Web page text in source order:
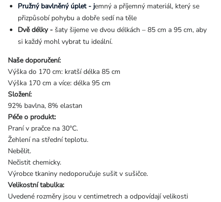
Pružný bavlněný úplet - jemný a příjemný materiál, který se
přizpůsobí pohybu a dobře sedí na těle
Dvě délky - šaty šijeme ve dvou délkách – 85 cm a 95 cm, aby
si každý mohl vybrat tu ideální.
Naše doporučení:
Výška do 170 cm: kratší délka 85 cm
Výška 170 cm a více: délka 95 cm
Složení:
92% bavlna, 8% elastan
Péče o produkt:
Praní v pračce na 30°C.
Žehlení na střední teplotu.
Nebělit.
Nečistit chemicky.
Výrobce tkaniny nedoporučuje sušit v sušičce.
Velikostní tabulka:
Uvedené rozměry jsou v centimetrech a odpovídají velikosti